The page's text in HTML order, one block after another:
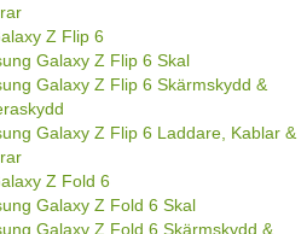
Z Flip 6
Galaxy Z Flip 6 Skal
Galaxy Z Flip 6 Skärmskydd &
Galaxy Z Flip 6 Laddare, Kablar &
Z Fold 6
Galaxy Z Fold 6 Skal
Galaxy Z Fold 6 Skärmskydd &